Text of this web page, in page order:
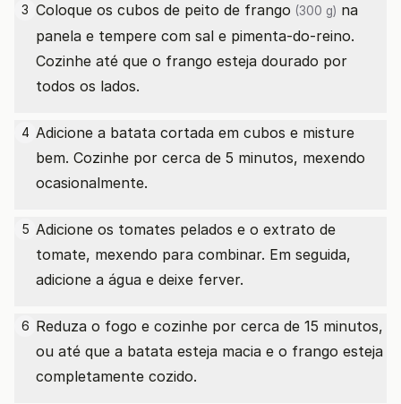
3 Coloque os cubos de peito de frango (300 g) na
panela e tempere com sal e pimenta-do-reino.
Cozinhe até que o frango esteja dourado por
todos os lados.
4 Adicione a batata cortada em cubos e misture
bem. Cozinhe por cerca de 5 minutos, mexendo
ocasionalmente.
5 Adicione os tomates pelados e o extrato de
tomate, mexendo para combinar. Em seguida,
adicione a água e deixe ferver.
6 Reduza o fogo e cozinhe por cerca de 15 minutos,
ou até que a batata esteja macia e o frango esteja
completamente cozido.